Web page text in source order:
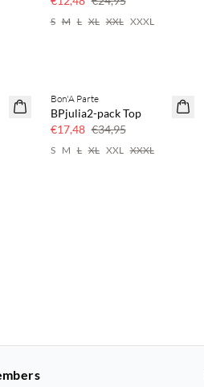
S M L XL XXL XXXL
50% korting
Bon'A Parte
BPjulia2-pack Top
€17,48 €34,95
S M L XL XXL XXXL